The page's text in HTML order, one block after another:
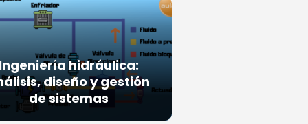
Ingeniería hidráulica:
diseño y gestión
de sistemas